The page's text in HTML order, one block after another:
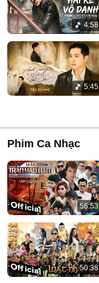
4:58
5:45
Phim Ca Nhạc
56:53
50:38